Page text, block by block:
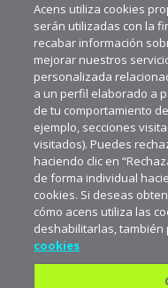
Acens utiliza cookies
serán utilizadas con la
recabar información
mejorar nuestros
personalizada
a un perfil elaborado a
de tu comportamiento
ejemplo, secciones
visitados). Puedes
haciendo clic en
de forma individual
cookies. Si deseas
cómo acens utiliza las
deshabilitarlas, también
cookies